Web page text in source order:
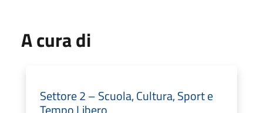
A cura di
Settore 2 – Scuola, Cultura, Sport e